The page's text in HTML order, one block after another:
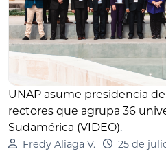
UNAP asume presidencia
rectores que agrupa 36
Sudamérica (VIDEO).
Fredy Aliaga V. 25 de